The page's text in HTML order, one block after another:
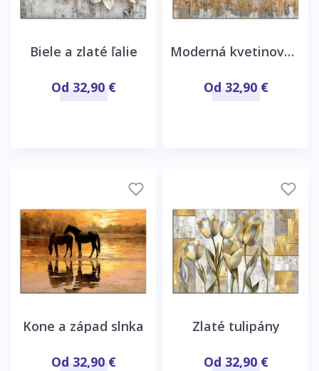
Biele a zlaté ľalie
Od 32,90 €
Moderná kvetinová abstrakcia
Od 32,90 €
Kone a západ slnka
Od 32,90 €
Zlaté tulipány
Od 32,90 €